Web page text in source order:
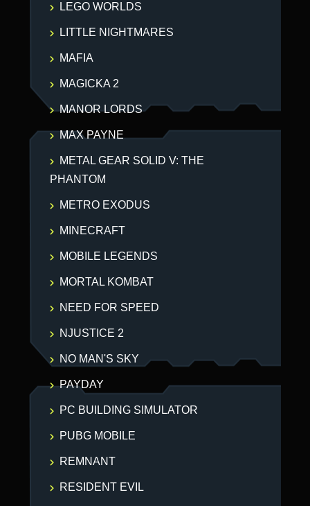
LEGO WORLDS
LITTLE NIGHTMARES
MAFIA
MAGICKA 2
MANOR LORDS
MAX PAYNE
METAL GEAR SOLID V: THE
PHANTOM
METRO EXODUS
MINECRAFT
MOBILE LEGENDS
MORTAL KOMBAT
NEED FOR SPEED
NJUSTICE 2
NO MAN'S SKY
PAYDAY
PC BUILDING SIMULATOR
PUBG MOBILE
REMNANT
RESIDENT EVIL